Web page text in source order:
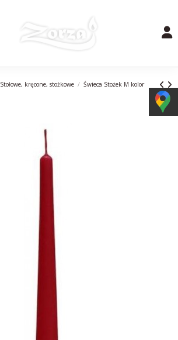
Stołowe, kręcone, stożkowe Świeca Stożek M kolor